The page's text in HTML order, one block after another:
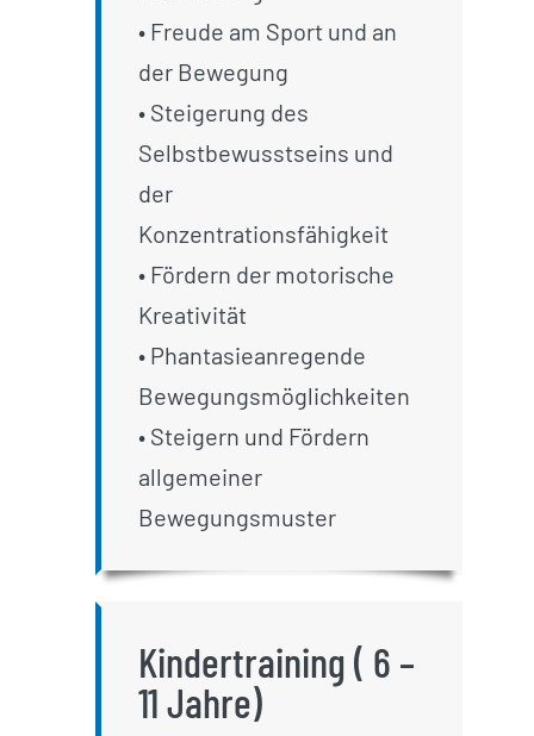
• Freude am Sport und an
der Bewegung
• Steigerung des
Selbstbewusstseins und
der
Konzentrationsfähigkeit
• Fördern der motorische
Kreativität
• Phantasieanregende
Bewegungsmöglichkeiten
• Steigern und Fördern
allgemeiner
Bewegungsmuster
Kindertraining ( 6 –
11 Jahre)